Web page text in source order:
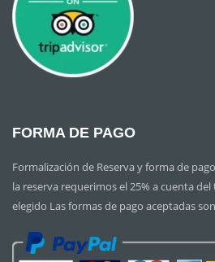
FORMA DE PAGO
Formalización de Reserva y forma de
la reserva requerimos el 25% a cuenta
elegido Las formas de pago aceptadas